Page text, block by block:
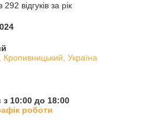
відгуків за рік
Україна
10:00 до 18:00
роботи